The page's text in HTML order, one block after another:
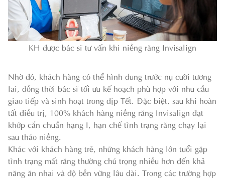
KH được bác sĩ tư vấn khi niềng răng Invisalign
Nhờ đó, khách hàng có thể hình dung trước nụ cười tương
lai, đồng thời bác sĩ tối ưu kế hoạch phù hợp với nhu cầu
giao tiếp và sinh hoạt trong dịp Tết. Đặc biệt, sau khi hoàn
tất điều trị, 100% khách hàng niềng răng Invisalign đạt
khớp cắn chuẩn hạng I, hạn chế tình trạng răng chạy lại
sau tháo niềng.
Khác với khách hàng trẻ, những khách hàng lớn tuổi gặp
tình trạng mất răng thường chú trọng nhiều hơn đến khả
năng ăn nhai và độ bền vững lâu dài. Trong các trường hợp